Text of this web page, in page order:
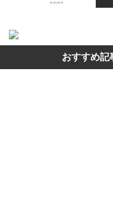
おすすめ記